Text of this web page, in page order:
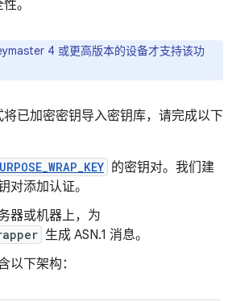
。
4 或更高版本的设备才支持该功
已加密密钥导入密钥库，请完成以下
的密钥对。我们建
对添加认证。
器或机器上，为
生成 ASN.1 消息。
以下架构：